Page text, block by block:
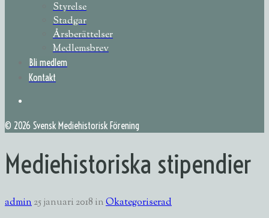
Styrelse
Stadgar
Årsberättelser
Medlemsbrev
Bli medlem
Kontakt
© 2026 Svensk Mediehistorisk Förening
Mediehistoriska stipendier
admin25 januari 2018 inOkategoriserad